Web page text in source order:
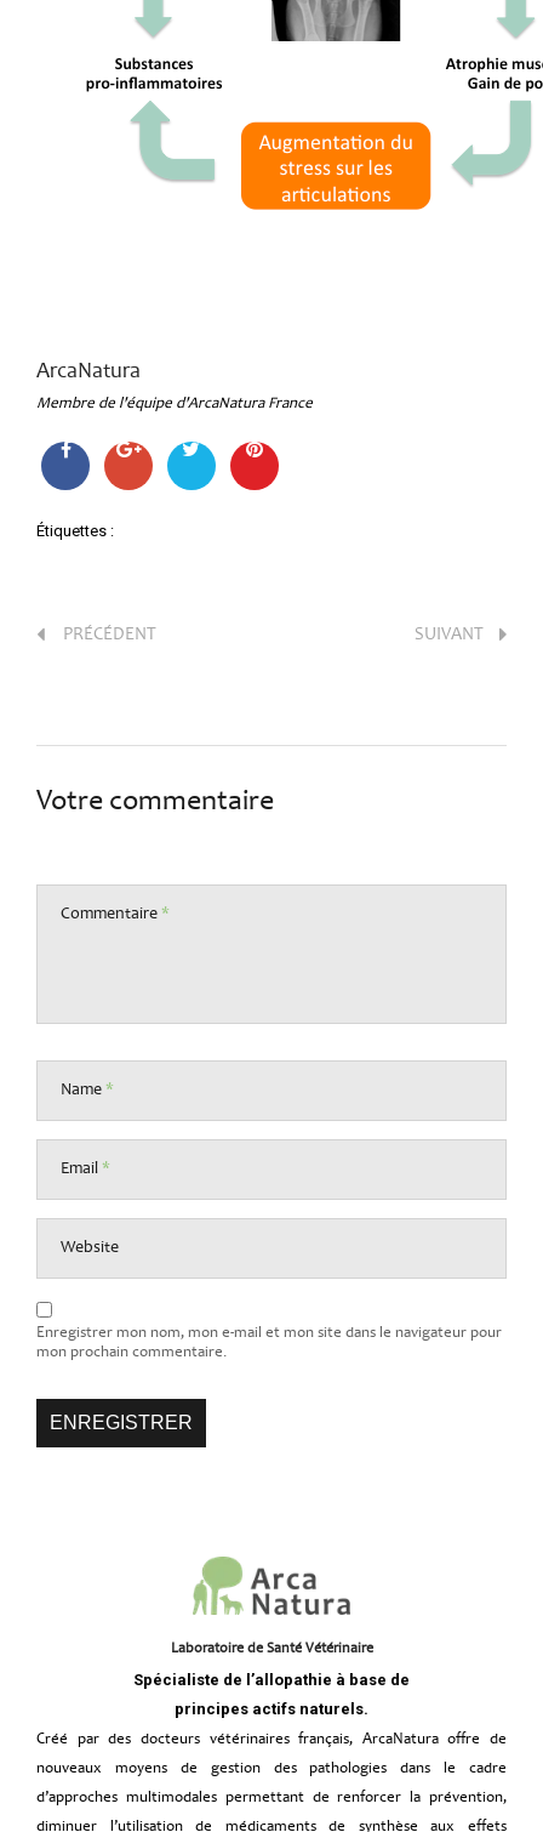
ArcaNatura
Membre de l'équipe d'ArcaNatura France
Étiquettes :
PRÉCÉDENT SUIVANT
Votre commentaire
Commentaire*
Name*
Email*
Website
Enregistrer mon nom, mon e-mail et mon site dans le navigateur pour
mon prochain commentaire.
Laboratoire de Santé Vétérinaire
Spécialiste de l’allopathie à base de
principes actifs naturels.
Créé par des docteurs vétérinaires français, ArcaNatura offre de
nouveaux moyens de gestion des pathologies dans le cadre
d’approches multimodales permettant de renforcer la prévention,
diminuer l’utilisation de médicaments de synthèse aux effets